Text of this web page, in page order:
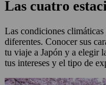
Las cuatro
Las condiciones
diferentes. Conocer sus
tu viaje a Japón y a elegir
tus intereses y el tipo de